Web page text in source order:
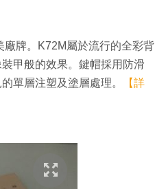
牌。K72M屬於流行的全彩背
甲般的效果。鍵帽採用防滑
單層注塑及塗層處理。
【詳